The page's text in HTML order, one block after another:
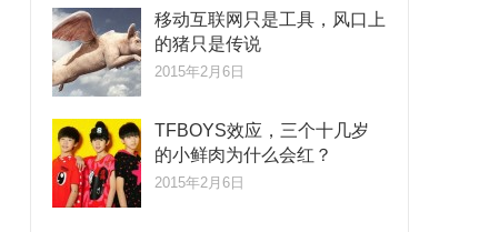
移动互联网只是工具，风口上
的猪只是传说
2015年2月6日
TFBOYS效应，三个十几岁
的小鲜肉为什么会红？
2015年2月6日